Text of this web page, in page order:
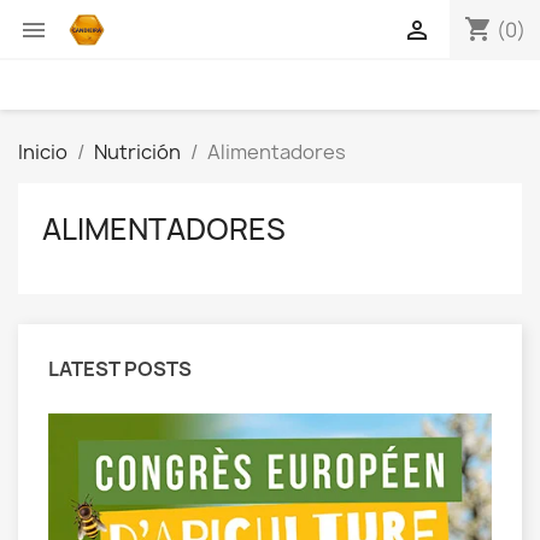
 shopping_cart (0)

Inicio Nutrición Alimentadores
ALIMENTADORES
LATEST POSTS